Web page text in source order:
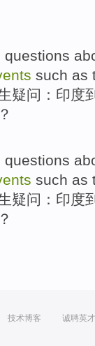
questions
such as
疑问 ： 印度
？
questions
such as
疑问 ： 印度
？
技术博客 诚聘英才